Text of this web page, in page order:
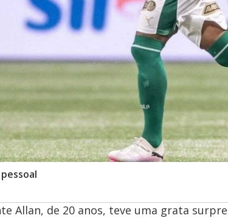
Allan, de 20 anos, teve uma grata